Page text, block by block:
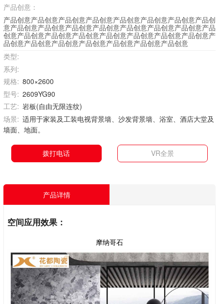
产品创意：
产品创意产品创意产品创意产品创意产品创意产品创意产品创意产品创
意产品创意产品创意产品创意产品创意产品创意产品创意产品创意产品
创意产品创意产品创意产品创意产品创意产品创意产品创意产品创意产
品创意产品创意产品创意产品创意产品创意产品创意产品创意
类型:
系列:
规格: 800×2600
型号: 2609YG90
工艺: 岩板(自由无限连纹)
场景: 适用于家装及工装电视背景墙、沙发背景墙、浴室、酒店大堂及
墙面、地面。
拨打电话 VR全景
产品详情
空间应用效果：
摩纳哥石